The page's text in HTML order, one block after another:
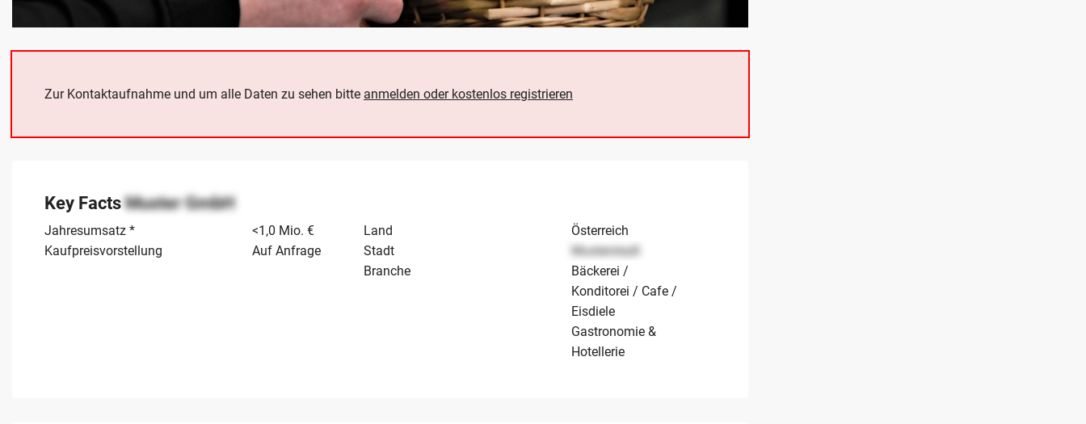
Zur Kontaktaufnahme und um alle Daten zu sehen bitte anmelden oder kostenlos registrieren
Key FactsMuster GmbH
Jahresumsatz *
<1,0 Mio. €
Kaufpreisvorstellung
Auf Anfrage
Land
Österreich
Stadt
Musterstadt
Branche
Bäckerei /
Konditorei / Cafe /
Eisdiele
Gastronomie &
Hotellerie